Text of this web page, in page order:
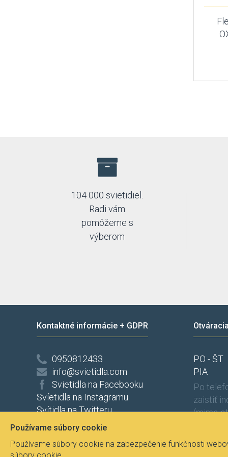
104 000 svietidiel.
Radi vám
pomôžeme s
výberom
Kontaktné informácie + GDPR
0950812433
info@svietidla.com
Svietidla na Facebooku
Svíetidla na Instagramu
Svítidla na Twitteru
Ochrana osobních údajů
Odstúpenie od zmluvy
PO - ŠT
PIA
Po
zaistiť
(mimo
Používame súbory cookie
Používame súbory cookie na zabezpečenie funkčnosti